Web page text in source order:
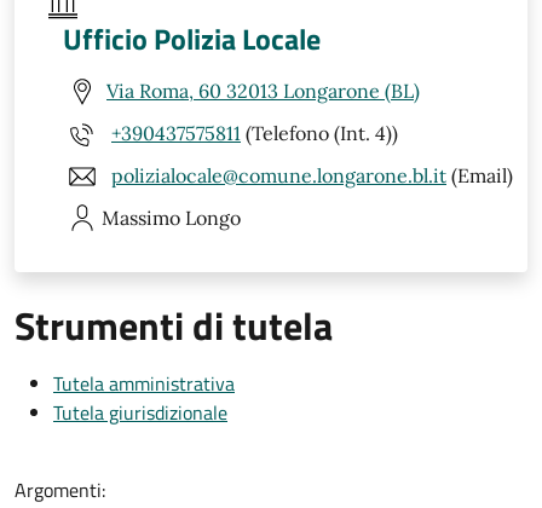
Ufficio Polizia Locale
Via Roma, 60 32013 Longarone (BL)
+390437575811 (Telefono (Int. 4))
polizialocale@comune.longarone.bl.it (Email)
Massimo Longo
Strumenti di tutela
Tutela amministrativa
Tutela giurisdizionale
Argomenti: